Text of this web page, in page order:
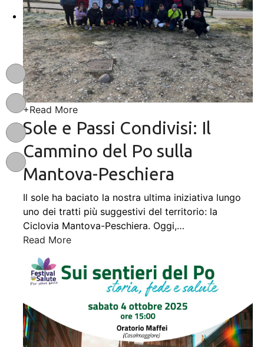
+Read More
Sole e Passi Condivisi: Il
Cammino del Po sulla
Mantova-Peschiera
Il sole ha baciato la nostra ultima iniziativa lungo
uno dei tratti più suggestivi del territorio: la
Ciclovia Mantova-Peschiera. Oggi,…
Read More